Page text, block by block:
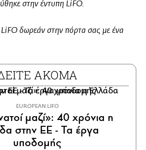
στην έντυπη LiFO.
LiFO δωρεάν στην πόρτα σας με ένα
ΑΚΟΜΑ
EUROPEAN LIFO
μαζί»: 40 χρόνια η
στην ΕΕ - Τα έργα
υποδομής